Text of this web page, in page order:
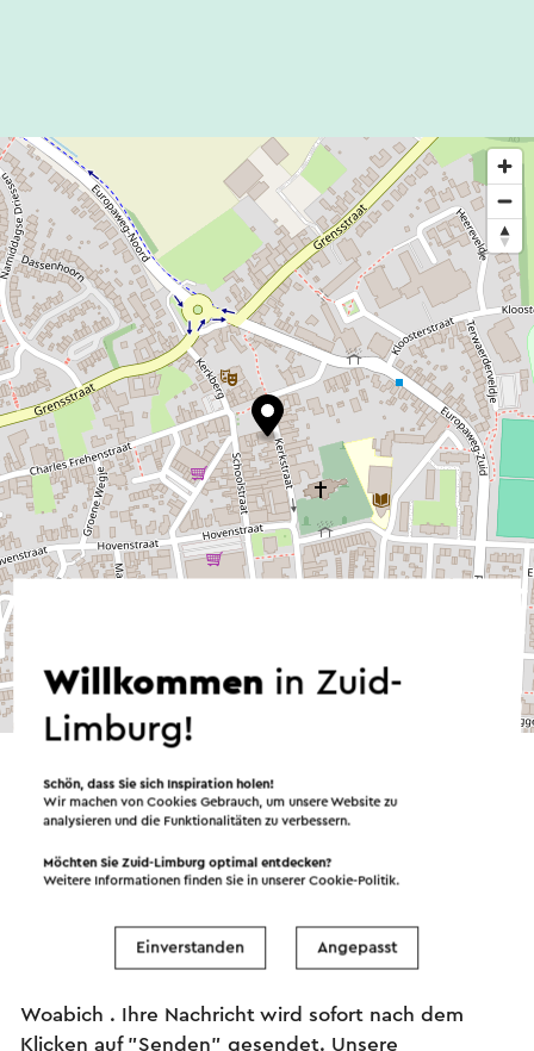
→ Planen Sie Ihre Route
Senden Sie eine E-Mail
Woabich . Ihre Nachricht wird sofort nach dem
Klicken auf "Senden" gesendet. Unsere
Willkommen in Zuid-
Limburg!
Schön, dass Sie sich Inspiration holen!
Wir machen von Cookies Gebrauch, um unsere Website zu
analysieren und die Funktionalitäten zu verbessern.
Möchten Sie Zuid-Limburg optimal entdecken?
Weitere Informationen finden Sie in unsererCookie-Politik.
Einverstanden Angepasst